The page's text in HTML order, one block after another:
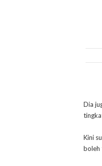
Dia
Kini
boleh